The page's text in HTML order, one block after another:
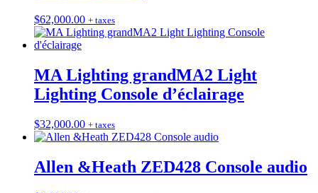
$62,000.00 + taxes
MA Lighting grandMA2 Light
Lighting Console d’éclairage
$32,000.00 + taxes
Allen &Heath ZED428 Console audio